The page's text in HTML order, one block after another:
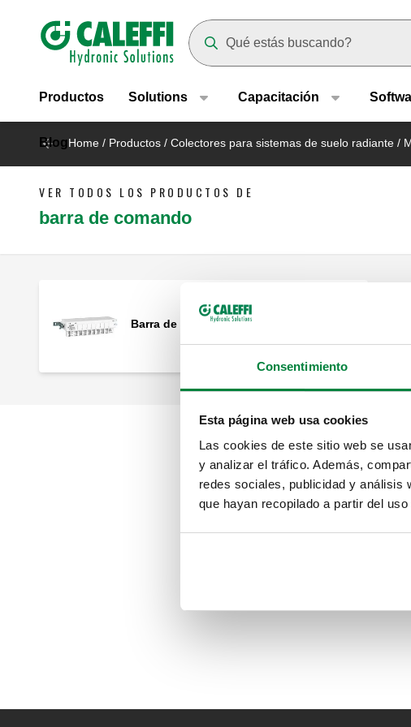
Consentimiento
Esta página web usa cookies
Las cookies de este sitio web se
y analizar el tráfico. Además,
redes sociales, publicidad y análisis
que hayan recopilado a partir del
Header main navigation
Productos Solutions Capacitación
BlogHome / Productos / Colectores para sistemas de suelo radiante /
VER TODOS LOS PRODUCTOS DE
barra de comando
Barra de mando.